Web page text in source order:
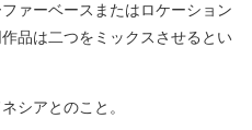
ァーベースまたはロケーション
品は二つをミックスさせるとい
シアとのこと。